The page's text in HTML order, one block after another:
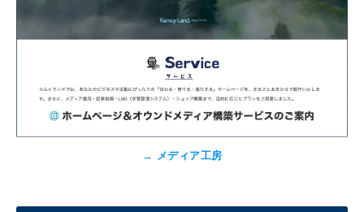
→ メディア工房